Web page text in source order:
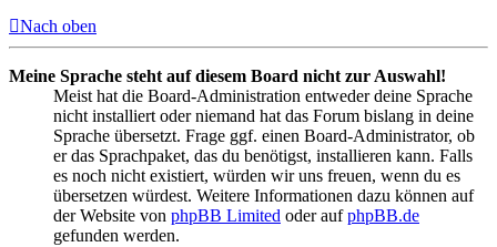
Nach oben
Meine Sprache steht auf diesem Board nicht zur Auswahl!
Meist hat die Board-Administration entweder deine Sprache
nicht installiert oder niemand hat das Forum bislang in deine
Sprache übersetzt. Frage ggf. einen Board-Administrator, ob
er das Sprachpaket, das du benötigst, installieren kann. Falls
es noch nicht existiert, würden wir uns freuen, wenn du es
übersetzen würdest. Weitere Informationen dazu können auf
der Website von phpBB Limited oder aufphpBB.de
gefunden werden.